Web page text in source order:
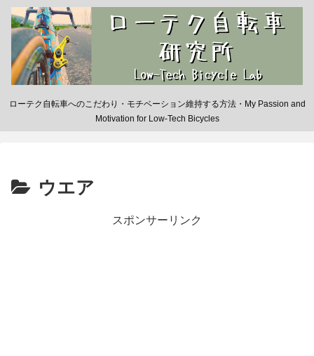
ローテク自転車へのこだわり・モチベーション維持する方法・My Passion and
Motivation for Low-Tech Bicycles
ウエア
スポンサーリンク